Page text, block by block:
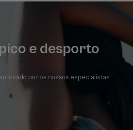
e desporto
poros nossos especialistas